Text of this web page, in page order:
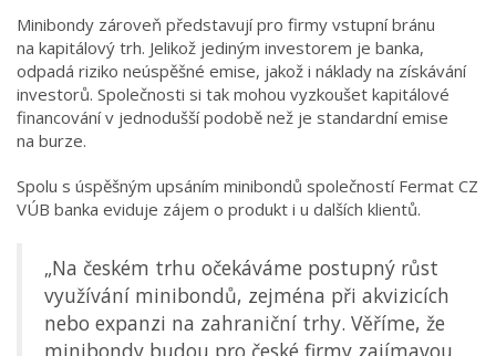
Minibondy zároveň představují pro firmy vstupní bránu
na kapitálový trh. Jelikož jediným investorem je banka,
odpadá riziko neúspěšné emise, jakož i náklady na získávání
investorů. Společnosti si tak mohou vyzkoušet kapitálové
financování v jednodušší podobě než je standardní emise
na burze.
Spolu s úspěšným upsáním minibondů společností Fermat CZ
VÚB banka eviduje zájem o produkt i u dalších klientů.
„Na českém trhu očekáváme postupný růst
využívání minibondů, zejména při akvizicích
nebo expanzi na zahraniční trhy. Věříme, že
minibondy budou pro české firmy zajímavou